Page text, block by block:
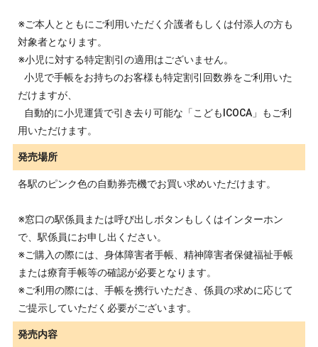
※ご本人とともにご利用いただく介護者もしくは付添人の方も
対象者となります。
※小児に対する特定割引の適用はございません。
小児で手帳をお持ちのお客様も特定割引回数券をご利用いた
だけますが、
自動的に小児運賃で引き去り可能な「こどもICOCA」もご利
用いただけます。
発売場所
各駅のピンク色の自動券売機でお買い求めいただけます。
※窓口の駅係員または呼び出しボタンもしくはインターホン
で、駅係員にお申し出ください。
※ご購入の際には、身体障害者手帳、精神障害者保健福祉手帳
または療育手帳等の確認が必要となります。
※ご利用の際には、手帳を携行いただき、係員の求めに応じて
ご提示していただく必要がございます。
発売内容